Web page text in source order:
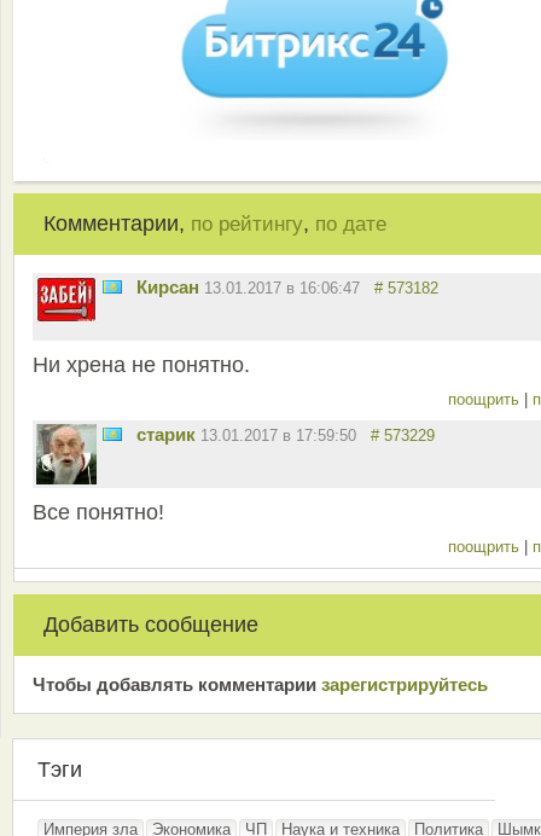
Комментарии, по рейтингу, по дате
Кирсан 13.01.2017 в 16:06:47 # 573182
Ни хрена не понятно.
поощрить
старик 13.01.2017 в 17:59:50 # 573229
Все понятно!
поощрить
Добавить сообщение
Чтобы добавлять комментарии зарeгиcтрирyйтeсь
Тэги
Империя зла Экономика ЧП Наука и техника Политика